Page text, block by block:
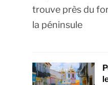
trouve près du
la péninsule